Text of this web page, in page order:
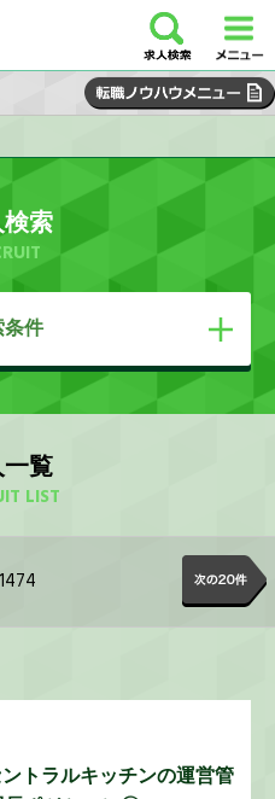
索
条件
覧
LIST
トラルキッチンの運営管